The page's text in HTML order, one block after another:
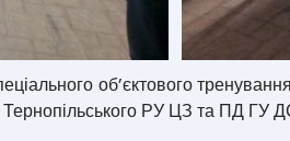
об’єктового
Тернопільського РУ ЦЗ та ПД ГУ